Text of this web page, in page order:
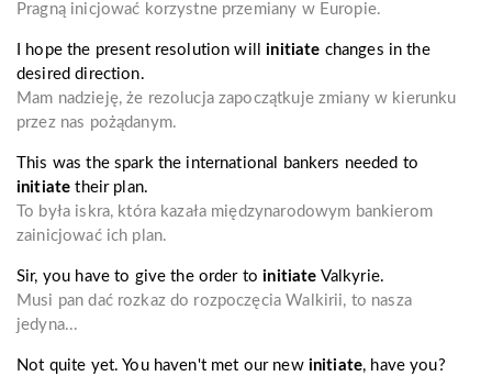
Pragną inicjować korzystne przemiany w Europie.
I hope the present resolution willinitiate changes in the
desired direction.
Mam nadzieję, że rezolucja zapoczątkuje zmiany w kierunku
przez nas pożądanym.
This was the spark the international bankers needed to
initiate their plan.
To była iskra, która kazała międzynarodowym bankierom
zainicjować ich plan.
Sir, you have to give the order toinitiate Valkyrie.
Musi pan dać rozkaz do rozpoczęcia Walkirii, to nasza
jedyna...
Not quite yet. You haven't met our new initiate, have you?